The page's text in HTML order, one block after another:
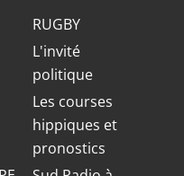
RUGBY
L'invité
politique
Les courses
hippiques et
pronostics